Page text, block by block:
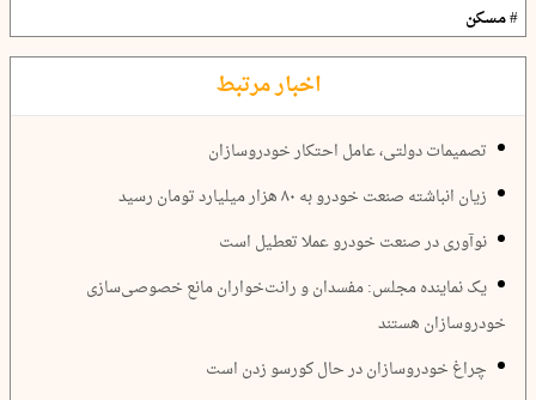
# مسکن
اخبار مرتبط
تصمیمات دولتی، عامل احتکار خودروسازان
زیان انباشته صنعت خودرو به ۸۰ هزار میلیارد تومان رسید
نوآوری در صنعت خودرو عملا تعطیل است
یک نماینده مجلس: مفسدان و رانت‌خواران مانع خصوصی‌سازی
خودروسازان هستند
چراغ خودروسازان در حال کورسو زدن است